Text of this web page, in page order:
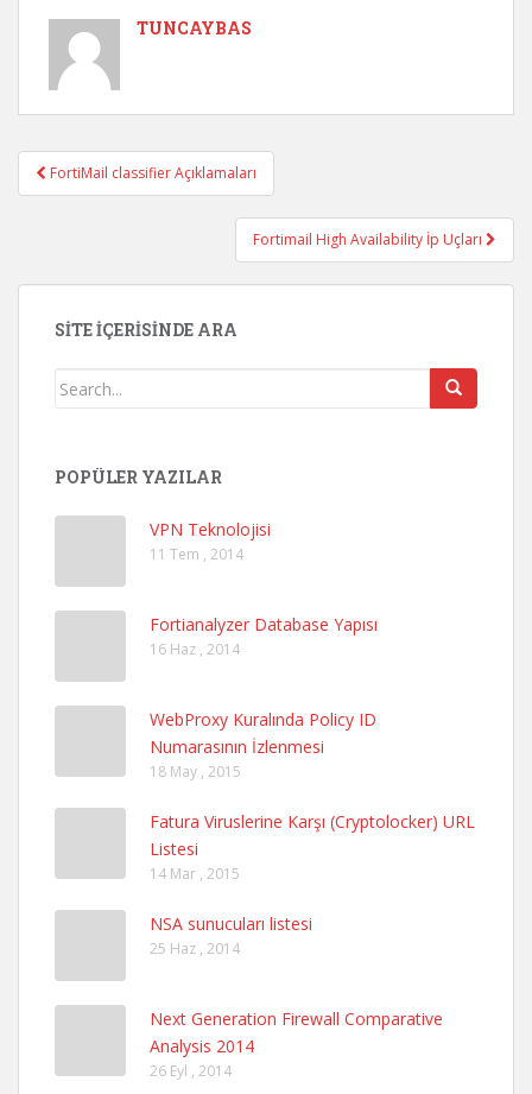
TUNCAYBAS
Post navigation
FortiMail classifier Açıklamaları
Fortimail High Availability İp Uçları
SITE İÇERISINDE ARA
POPÜLER YAZILAR
VPN Teknolojisi
11 Tem , 2014
Fortianalyzer Database Yapısı
16 Haz , 2014
WebProxy Kuralında Policy ID
Numarasının İzlenmesi
18 May , 2015
Fatura Viruslerine Karşı (Cryptolocker) URL
Listesi
14 Mar , 2015
NSA sunucuları listesi
25 Haz , 2014
Next Generation Firewall Comparative
Analysis 2014
26 Eyl , 2014